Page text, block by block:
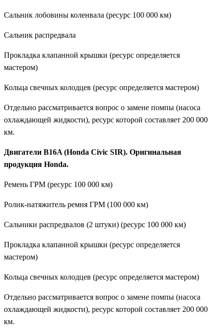
Сальник лобовины коленвала (ресурс 100 000 км)
Сальник распредвала
Прокладка клапанной крышки (ресурс определяется
мастером)
Кольца свечных колодцев (ресурс определяется мастером)
Отдельно рассматривается вопрос о замене помпы (насоса
охлаждающей жидкости), ресурс которой составляет 200 000
км.
Двигатели B16A (Honda Civic SIR). Оригинальная
продукция Honda.
Ремень ГРМ (ресурс 100 000 км)
Ролик-натяжитель ремня ГРМ (100 000 км)
Сальники распредвалов (2 штуки) (ресурс 100 000 км)
Прокладка клапанной крышки (ресурс определяется
мастером)
Кольца свечных колодцев (ресурс определяется мастером)
Отдельно рассматривается вопрос о замене помпы (насоса
охлаждающей жидкости), ресурс которой составляет 200 000
км.